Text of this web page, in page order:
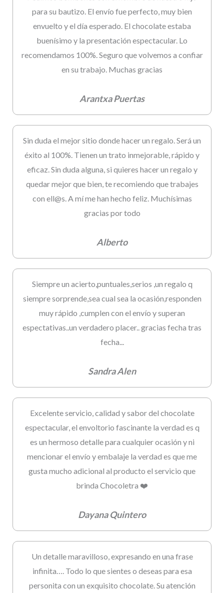
para su bautizo. El envío fue perfecto, muy bien
envuelto y el día esperado. El chocolate estaba
buenísimo y la presentación espectacular. Lo
recomendamos 100%. Seguro que volvemos a confiar
en su trabajo. Muchas gracias
Arantxa Puertas
Sin duda el mejor sitio donde hacer un regalo. Será un
éxito al 100%. Tienen un trato inmejorable, rápido y
eficaz. Sin duda alguna, si quieres hacer un regalo y
quedar mejor que bien, te recomiendo que trabajes
con ell@s. A mí me han hecho feliz. Muchísimas
gracias por todo
Alberto
Siempre un acierto,puntuales,serios ,un regalo q
siempre sorprende,sea cual sea la ocasión,responden
muy rápido ,cumplen con el envío y superan
espectativas..un verdadero placer.. gracias fecha tras
fecha...
Sandra Alen
Excelente servicio, calidad y sabor del chocolate
espectacular, el envoltorio fascinante la verdad es q
es un hermoso detalle para cualquier ocasión y ni
mencionar el envío y embalaje la verdad es que me
gusta mucho adicional al producto el servicio que
brinda Chocoletra ❤️
Dayana Quintero
Un detalle maravilloso, expresando en una frase
infinita…. Todo lo que sientes o deseas para esa
personita con un exquisito chocolate. Su atención